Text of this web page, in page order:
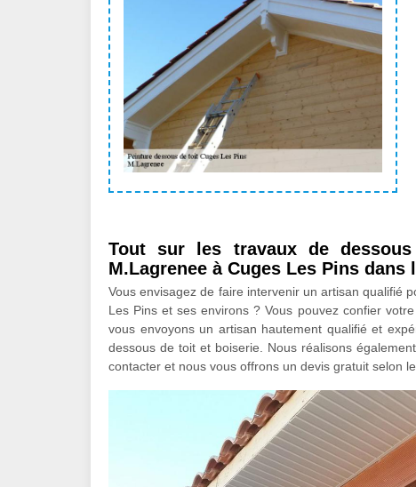
Tout sur les travaux de
M.Lagrenee à Cuges Les Pins dans
Vous envisagez de faire intervenir un artisan qualifié
Les Pins et ses environs ? Vous pouvez confier
vous envoyons un artisan hautement qualifié et
dessous de toit et boiserie. Nous réalisons
contacter et nous vous offrons un devis gratuit selon